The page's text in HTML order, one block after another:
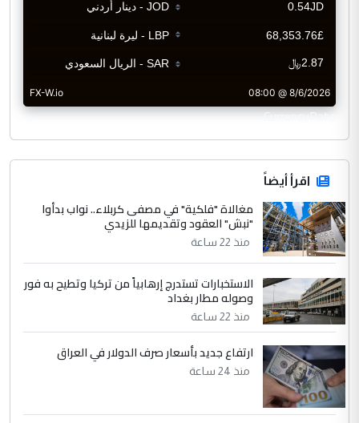
CurrencyRate
اقرأ أيضاً
مغالاة "فلكية" في مصفى كربلاء.. نواب بدأوا
"نبش" العقود وتقديمها للزيدي
منذ 22 ساعة
الاستخبارات تستدرج إرهابياً من تركيا وتطيح به فور
وصوله مطار بغداد
منذ 22 ساعة
ارتفاع جديد بأسعار صرف الدولار في العراق
منذ 24 ساعة